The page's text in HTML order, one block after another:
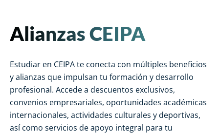
Alianzas CEIPA
Estudiar en CEIPA te conecta con múltiples beneficios
y alianzas que impulsan tu formación y desarrollo
profesional. Accede a descuentos exclusivos,
convenios empresariales, oportunidades académicas
internacionales, actividades culturales y deportivas,
así como servicios de apoyo integral para tu